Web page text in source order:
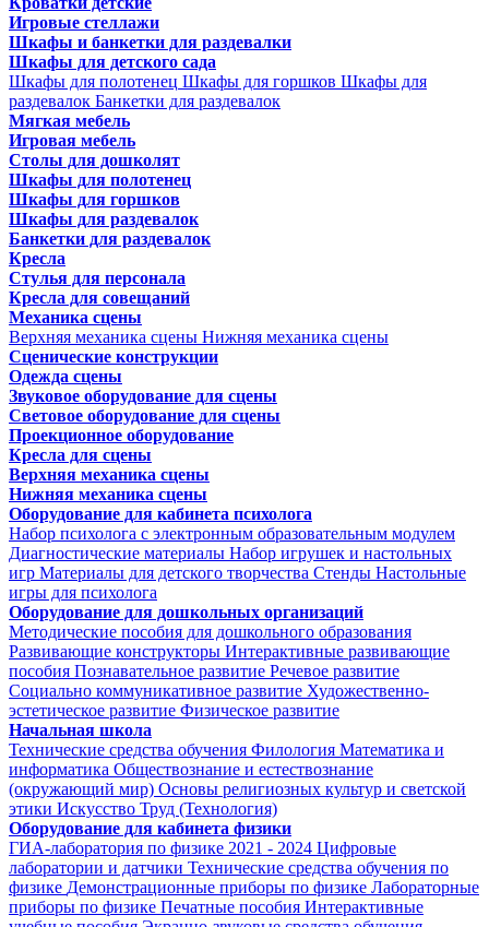
Игровые стеллажи
Шкафы и банкетки для раздевалки
Шкафы для детского сада
Шкафы для полотенец Шкафы для горшков Шкафы для
раздевалок Банкетки для раздевалок
Мягкая мебель
Игровая мебель
Столы для дошколят
Шкафы для полотенец
Шкафы для горшков
Шкафы для раздевалок
Банкетки для раздевалок
Кресла
Стулья для персонала
Кресла для совещаний
Механика сцены
Верхняя механика сцены Нижняя механика сцены
Сценические конструкции
Одежда сцены
Звуковое оборудование для сцены
Световое оборудование для сцены
Проекционное оборудование
Кресла для сцены
Верхняя механика сцены
Нижняя механика сцены
Оборудование для кабинета психолога
Набор психолога с электронным образовательным модулем
Диагностические материалы Набор игрушек и настольных
игр Материалы для детского творчества Стенды Настольные
игры для психолога
Оборудование для дошкольных организаций
Методические пособия для дошкольного образования
Развивающие конструкторы Интерактивные развивающие
пособия Познавательное развитие Речевое развитие
Социально коммуникативное развитие Художественно-
эстетическое развитие Физическое развитие
Начальная школа
Технические средства обучения Филология Математика и
информатика Обществознание и естествознание
(окружающий мир) Основы религиозных культур и светской
этики Искусство Труд (Технология)
Оборудование для кабинета физики
ГИА-лаборатория по физике 2021 - 2024 Цифровые
лаборатории и датчики Технические средства обучения по
физике Демонстрационные приборы по физике Лабораторные
приборы по физике Печатные пособия Интерактивные